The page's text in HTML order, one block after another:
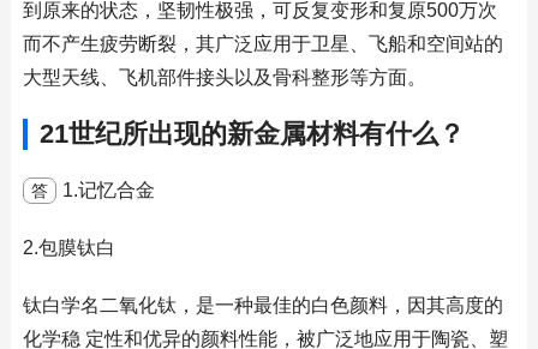
到原来的状态，坚韧性极强，可反复变形和复原500万次
而不产生疲劳断裂，其广泛应用于卫星、飞船和空间站的
大型天线、飞机部件接头以及骨科整形等方面。
21世纪所出现的新金属材料有什么？
答 1.记忆合金
2.包膜钛白
钛白学名二氧化钛，是一种最佳的白色颜料，因其高度的
化学稳 定性和优异的颜料性能，被广泛地应用于陶瓷、塑